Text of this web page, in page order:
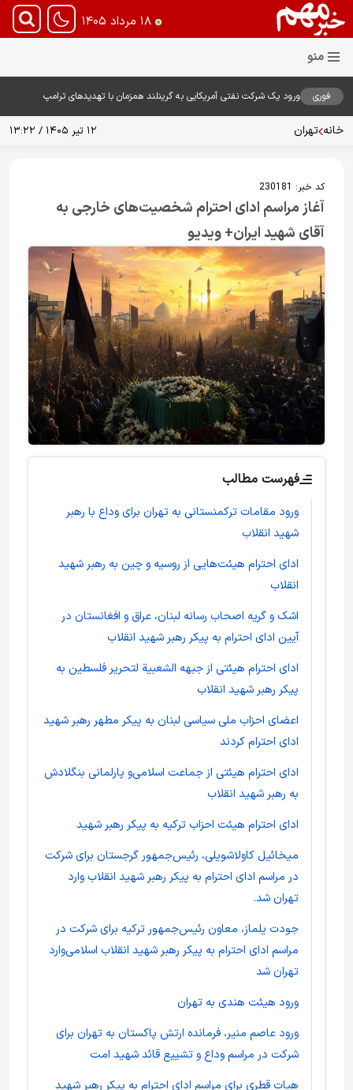
۱۸ مرداد ۱۴۰۵
فوری ورود یک شرکت نفتی آمریکایی به گرینلند همزمان با تهدیدهای ترامپ
خانه تهران ۱۲ تیر ۱۴۰۵ / ۱۳:۲۲
کد خبر: 230181
آغاز مراسم ادای احترام شخصیت‌های خارجی به
آقای شهید ایران+ ویدیو
فهرست مطالب
ورود مقامات ترکمنستانی به تهران برای وداع با رهبر
شهید انقلاب
ادای احترام هیئت‌هایی از روسیه و چین به رهبر شهید
انقلاب
اشک و گریه اصحاب رسانه‌ لبنان، عراق و افغانستان در
آیین ادای احترام به پیکر رهبر شهید انقلاب
ادای احترام هیئتی از جبهه الشعبیة لتحریر فلسطین به
پیکر رهبر شهید انقلاب
اعضای احزاب ملی سیاسی لبنان به پیکر مطهر رهبر شهید
ادای احترام کردند
ادای احترام هیئتی از جماعت اسلامی‌و پارلمانی بنگلادش
به رهبر شهید انقلاب
ادای احترام هیئت احزاب ترکیه به پیکر رهبر شهید
میخائیل کاولاشویلی، رئیس‌جمهور گرجستان برای شرکت
در مراسم ادای احترام به پیکر رهبر شهید انقلاب وارد
تهران شد.
جودت یلماز، معاون رئیس‌جمهور ترکیه برای شرکت در
مراسم ادای احترام به پیکر رهبر شهید انقلاب اسلامی‌وارد
تهران شد
ورود هیئت هندی به تهران
ورود عاصم منیر، فرمانده ارتش پاکستان به تهران برای
شرکت در مراسم وداع و تشییع قائد شهید امت
هیات قطری برای مراسم ادای احترام به پیکر رهبر شهید